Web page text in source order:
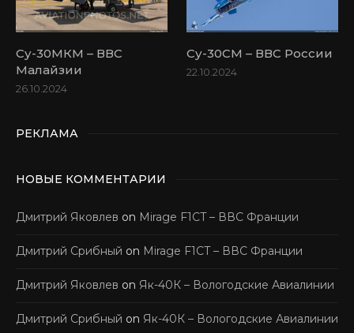
Су-30МКМ – ВВС
Малайзии
26.10.2024
Су-30СМ – ВВС России
22.10.2024
РЕКЛАМА
НОВЫЕ КОММЕНТАРИИ
Дмитрий Яковлев on Mirage F1CT – ВВС Франции
Дмитрий Срибный on Mirage F1CT – ВВС Франции
Дмитрий Яковлев on Як-40К – Вологодские Авиалинии
Дмитрий Срибный on Як-40К – Вологодские Авиалинии